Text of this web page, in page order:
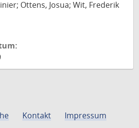
Ottens, Josua; Wit, Frederik
Kontakt
Impressum